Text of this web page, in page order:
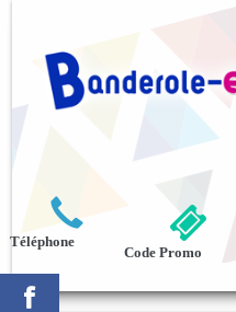


Téléphone
Code Promo